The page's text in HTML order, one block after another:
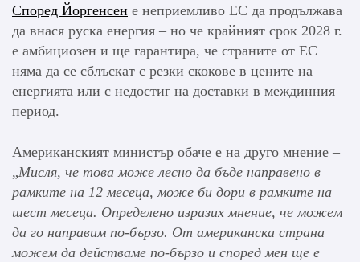
Според Йоргенсен е неприемливо ЕС да продължава
да внася руска енергия – но че крайният срок 2028 г.
е амбициозен и ще гарантира, че страните от ЕС
няма да се сблъскат с резки скокове в цените на
енергията или с недостиг на доставки в междинния
период.
Американският министър обаче е на друго мнение –
„Мисля, че това може лесно да бъде направено в
рамките на 12 месеца, може би дори в рамките на
шест месеца. Определено изразих мнение, че можем
да го направим по-бързо. От американска страна
можем да действаме по-бързо и според мен ще е